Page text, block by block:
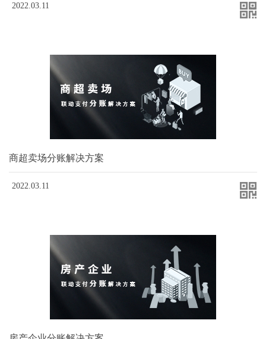
2022.03.11
商超卖场分账解决方案
2022.03.11